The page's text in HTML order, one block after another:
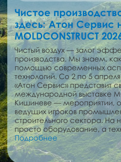
Чистое
здесь: Атон Сервис
MOLDCONSTRUCT
Чистый воздух — залог
производства. Мы знаем,
помощью современных
технологий. Со 2 по 5
«Атон Сервис» представит
международной выставке
Кишиневе — мероприятии,
ведущих игроков
строительного сектора.
просто оборудование, а
Подробнее